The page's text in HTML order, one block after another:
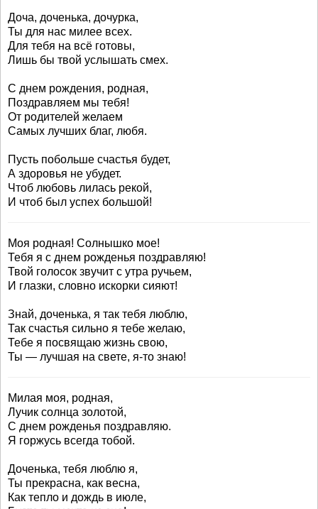
Доча, доченька, дочурка,
Ты для нас милее всех.
Для тебя на всё готовы,
Лишь бы твой услышать смех.
С днем рождения, родная,
Поздравляем мы тебя!
От родителей желаем
Самых лучших благ, любя.
Пусть побольше счастья будет,
А здоровья не убудет.
Чтоб любовь лилась рекой,
И чтоб был успех большой!
Моя родная! Солнышко мое!
Тебя я с днем рожденья поздравляю!
Твой голосок звучит с утра ручьем,
И глазки, словно искорки сияют!
Знай, доченька, я так тебя люблю,
Так счастья сильно я тебе желаю,
Тебе я посвящаю жизнь свою,
Ты — лучшая на свете, я-то знаю!
Милая моя, родная,
Лучик солнца золотой,
С днем рожденья поздравляю.
Я горжусь всегда тобой.
Доченька, тебя люблю я,
Ты прекрасна, как весна,
Как тепло и дождь в июле,